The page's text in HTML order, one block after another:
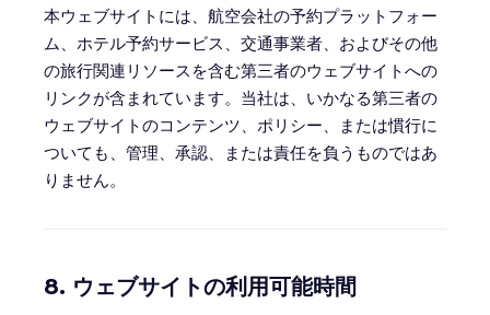
本ウェブサイトには、航空会社の予約プラットフォー
ム、ホテル予約サービス、交通事業者、およびその他
の旅行関連リソースを含む第三者のウェブサイトへの
リンクが含まれています。当社は、いかなる第三者の
ウェブサイトのコンテンツ、ポリシー、または慣行に
ついても、管理、承認、または責任を負うものではあ
りません。
8. ウェブサイトの利用可能時間